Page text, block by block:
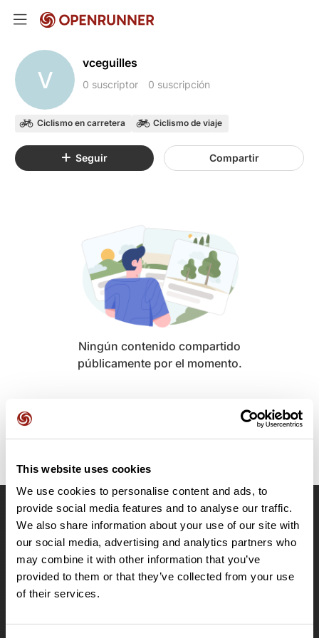
This website uses cookies
We use cookies to personalise content and ads, to
provide social media features and to analyse our traffic.
We also share information about your use of our site with
our social media, advertising and analytics partners who
may combine it with other information that you’ve
provided to them or that they’ve collected from your use
of their services.
V
vceguilles
0 suscriptor 0 suscripción
Ciclismo en carretera Ciclismo de viaje
Seguir Compartir
Ningún contenido compartido
públicamente por el momento.
OpenRunner
Equipo
Empleo
A proposito
Contacto